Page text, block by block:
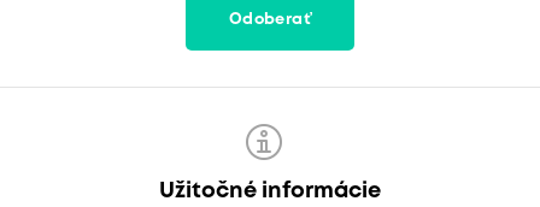
Odoberať
Užitočné informácie